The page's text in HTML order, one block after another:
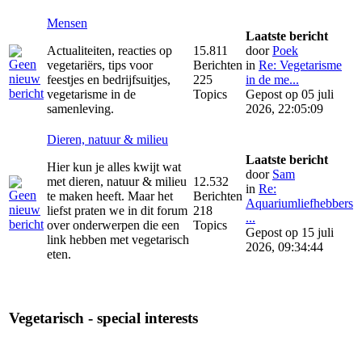
Mensen
Actualiteiten, reacties op
vegetariërs, tips voor
feestjes en bedrijfsuitjes,
vegetarisme in de
samenleving.
15.811
Berichten
225
Topics
Laatste bericht
doorPoek
in Re: Vegetarisme
in de me...
Gepost op 05 juli
2026, 22:05:09
Dieren, natuur & milieu
Hier kun je alles kwijt wat
met dieren, natuur & milieu
te maken heeft. Maar het
liefst praten we in dit forum
over onderwerpen die een
link hebben met vegetarisch
eten.
12.532
Berichten
218
Topics
Laatste bericht
door Sam
in Re:
Aquariumliefhebbers
...
Gepost op 15 juli
2026, 09:34:44
Vegetarisch - special interests